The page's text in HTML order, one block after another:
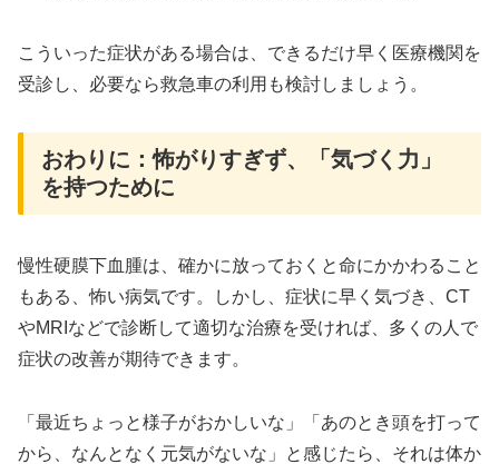
こういった症状がある場合は、できるだけ早く医療機関を
受診し、必要なら救急車の利用も検討しましょう。
おわりに：怖がりすぎず、「気づく力」
を持つために
慢性硬膜下血腫は、確かに放っておくと命にかかわること
もある、怖い病気です。しかし、症状に早く気づき、CT
やMRIなどで診断して適切な治療を受ければ、多くの人で
症状の改善が期待できます。
「最近ちょっと様子がおかしいな」「あのとき頭を打って
から、なんとなく元気がないな」と感じたら、それは体か